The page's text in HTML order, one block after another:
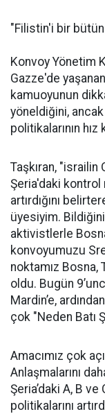
"Filistin'i bir
Konvoy Yönetim
Gazze'de
kamuoyunun
yöneldiğini,
politikalarının hız
Taşkıran, "israilin
Şeria'daki kontrol
artırdığını
üyesiyim.
aktivistlerle
konvoyumuzu
noktamız Bosna,
oldu. Bugün
Mardin’e,
çok "Neden Batı
Amacımız çok
Anlaşmalarını
Şeria’daki A, B
politikalarını